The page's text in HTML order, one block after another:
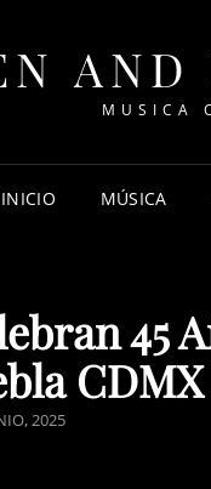
MUSICA
INICIO MÚSICA
45
CDMX
2025